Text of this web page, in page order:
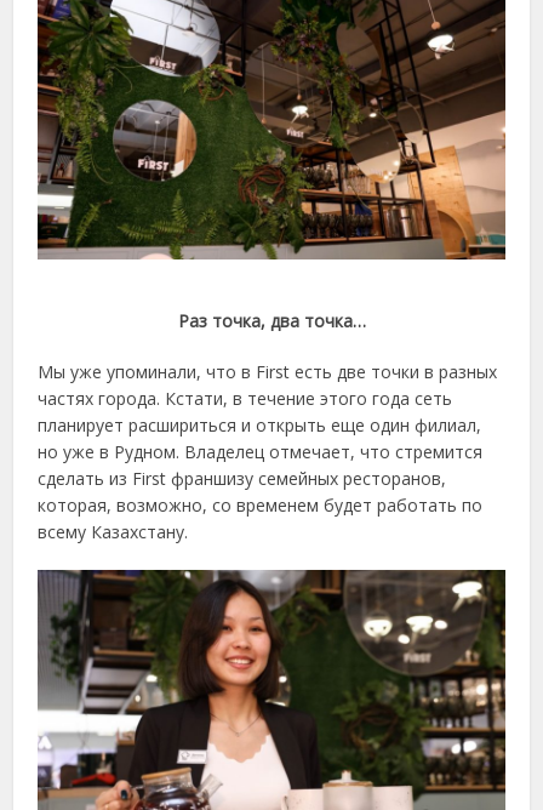
Раз точка, два точка…
Мы уже упоминали, что в First есть две точки в разных
частях города. Кстати, в течение этого года сеть
планирует расшириться и открыть еще один филиал,
но уже в Рудном. Владелец отмечает, что стремится
сделать из First франшизу семейных ресторанов,
которая, возможно, со временем будет работать по
всему Казахстану.